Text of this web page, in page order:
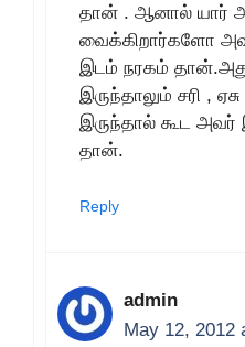
தான் . ஆனால் யார்
வைக்கிறார்களோ
இடம் நரகம்
இருந்தாலும் சரி ,
இருந்தால் கூட
தான்.
Reply
admin
May 12, 2012